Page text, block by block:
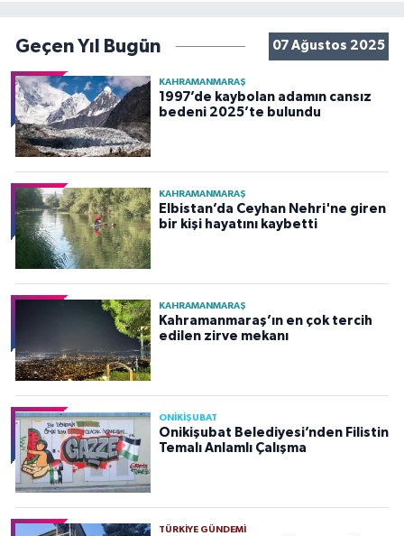
Geçen Yıl Bugün 07 Ağustos 2025
KAHRAMANMARAŞ
1997’de kaybolan adamın cansız
bedeni 2025’te bulundu
KAHRAMANMARAŞ
Elbistan’da Ceyhan Nehri'ne giren
bir kişi hayatını kaybetti
KAHRAMANMARAŞ
Kahramanmaraş’ın en çok tercih
edilen zirve mekanı
ONİKİŞUBAT
Onikişubat Belediyesi’nden Filistin
Temalı Anlamlı Çalışma
TÜRKIYE GÜNDEMI